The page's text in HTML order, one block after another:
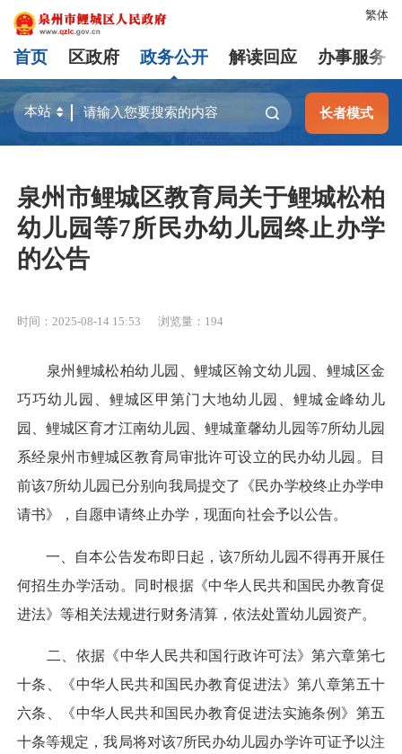
繁体
首页 区政府 政务公开 解读回应 办事服务
长者模式
泉州市鲤城区教育局关于鲤城松柏
幼儿园等7所民办幼儿园终止办学
的公告
时间：2025-08-14 15:53 浏览量： 194
泉州鲤城松柏幼儿园、鲤城区翰文幼儿园、鲤城区金
巧巧幼儿园、鲤城区甲第门大地幼儿园、鲤城金峰幼儿
园、鲤城区育才江南幼儿园、鲤城童馨幼儿园等7所幼儿园
系经泉州市鲤城区教育局审批许可设立的民办幼儿园。目
前该7所幼儿园已分别向我局提交了《民办学校终止办学申
请书》，自愿申请终止办学，现面向社会予以公告。
一、自本公告发布即日起，该7所幼儿园不得再开展任
何招生办学活动。同时根据《中华人民共和国民办教育促
进法》等相关法规进行财务清算，依法处置幼儿园资产。
二、依据《中华人民共和国行政许可法》第六章第七
十条、《中华人民共和国民办教育促进法》第八章第五十
六条、《中华人民共和国民办教育促进法实施条例》第五
十条等规定，我局将对该7所民办幼儿园办学许可证予以注